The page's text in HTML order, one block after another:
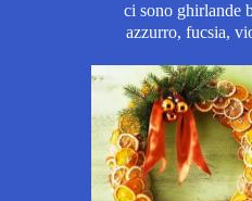
ci sono ghirlande
azzurro, fucsia,